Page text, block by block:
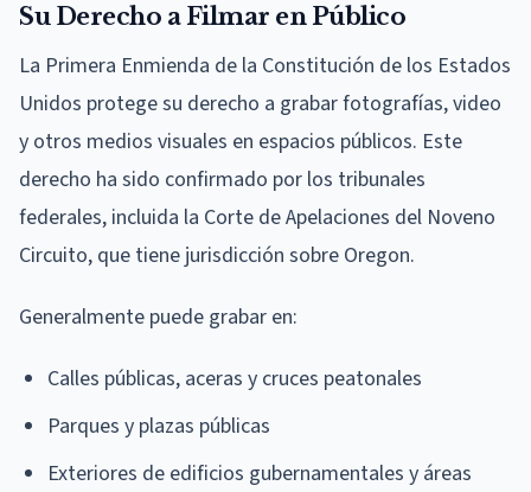
Su Derecho a Filmar en Público
La Primera Enmienda de la Constitución de los Estados
Unidos protege su derecho a grabar fotografías, video
y otros medios visuales en espacios públicos. Este
derecho ha sido confirmado por los tribunales
federales, incluida la Corte de Apelaciones del Noveno
Circuito, que tiene jurisdicción sobre Oregon.
Generalmente puede grabar en:
Calles públicas, aceras y cruces peatonales
Parques y plazas públicas
Exteriores de edificios gubernamentales y áreas